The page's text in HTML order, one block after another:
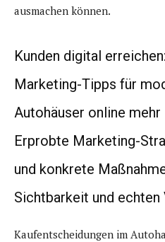
ausmachen können.
Kunden digital
Marketing-Tipps für
Autohäuser online mehr
Erprobte Marketing-
und konkrete
Sichtbarkeit und
Kaufentscheidungen im